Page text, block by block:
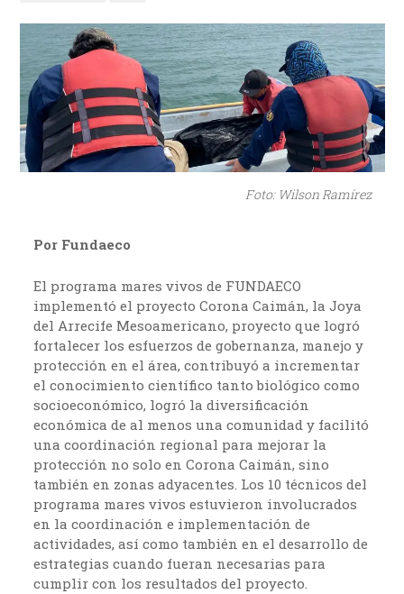
Foto: Wilson Ramírez
Por Fundaeco
El programa mares vivos de FUNDAECO
implementó el proyecto Corona Caimán, la Joya
del Arrecife Mesoamericano, proyecto que logró
fortalecer los esfuerzos de gobernanza, manejo y
protección en el área, contribuyó a incrementar
el conocimiento científico tanto biológico como
socioeconómico, logró la diversificación
económica de al menos una comunidad y facilitó
una coordinación regional para mejorar la
protección no solo en Corona Caimán, sino
también en zonas adyacentes. Los 10 técnicos del
programa mares vivos estuvieron involucrados
en la coordinación e implementación de
actividades, así como también en el desarrollo de
estrategias cuando fueran necesarias para
cumplir con los resultados del proyecto.